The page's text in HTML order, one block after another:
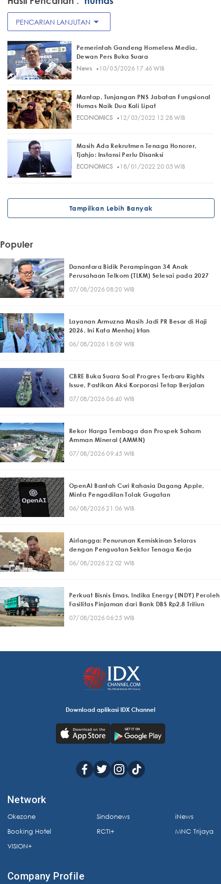
PENCARIAN LANJUTAN arrow_drop_down
Pemerintah Gandeng Homeless Media,
Dewan Pers Buka Suara
News· 10/05/2026 17:46 WIB
Mantap, Tunjangan PNS Jabatan Fungsional
Humas Naik Dua Kali Lipat
ECONOMICS· 12/03/2022 12:28 WIB
Masih Ada Rekrutmen Tenaga Honorer,
Tjahjo: Instansi Perlu Disanksi
ECONOMICS· 18/01/2022 20:05 WIB
Tampilkan Lebih Banyak
Populer
Danantara Bidik Perampingan 34 Anak
Perusahaan Telkom (TLKM) Selesai pada 2027
07/08/2026 08:20 WIB
Layanan Armuzna Masih Jadi PR Besar di Haji
2026, Ini Kata Menhaj Irfan
06/08/2026 18:09 WIB
CBRE Buka Suara Soal Progres Terbaru Rights
Issue, Pastikan Aksi Korporasi Tetap Berjalan
07/08/2026 06:40 WIB
Rekor Harga Tembaga dan Prospek Saham
Amman Mineral (AMMN)
07/08/2026 09:45 WIB
OpenAI Bantah Curi Rahasia Dagang Apple,
Minta Pengadilan Tolak Gugatan
06/08/2026 21:06 WIB
Airlangga: Penurunan Kemiskinan Selaras
dengan Penguatan Sektor Tenaga Kerja
06/08/2026 22:02 WIB
Perkuat Bisnis Emas, Indika Energy (INDY) Peroleh
Fasilitas Pinjaman dari Bank DBS Rp2,8 Triliun
07/08/2026 06:25 WIB
Download aplikasi IDX Channel
Network
Okezone
Booking Hotel
VISION+
Sindonews
RCTI+
iNews
MNC Trijaya
Company Profile